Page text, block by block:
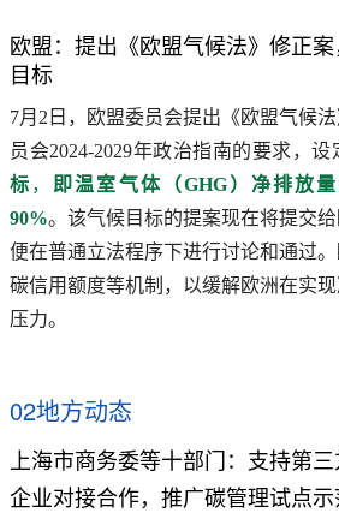
欧盟：提出《欧盟气候法》修正
目标
7月2日，欧盟委员会提出《欧盟气候
员会2024-2029年政治指南的要求，设
标 ，
即温室气体（GHG）净排放
90%。该气候目标的提案现在将提交
便在普通立法程序下进行讨论和通过
碳信用额度等机制，以缓解欧洲在实
压力。
02地方动态
上海市商务委等十部门：支持第
企业对接合作，推广碳管理试点示